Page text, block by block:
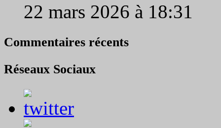
22 mars 2026 à 18:31
Commentaires récents
Réseaux Sociaux